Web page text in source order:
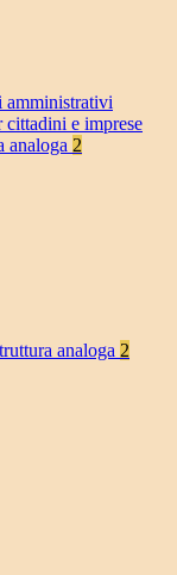
amministrativi
e imprese
analoga 2
analoga 2